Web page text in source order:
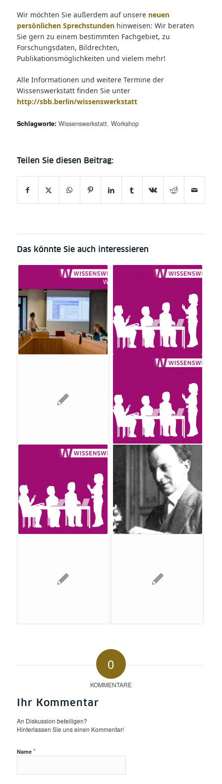
Wir möchten Sie außerdem auf unsere neuen
persönlichen Sprechstundenhinweisen: Wir beraten
Sie gern zu einem bestimmten Fachgebiet, zu
Forschungsdaten, Bildrechten,
Publikationsmöglichkeiten und vielem mehr!
Alle Informationen und weitere Termine der
Wissenswerkstatt finden Sie unter
http://sbb.berlin/wissenswerkstatt
Schlagworte: Wissenswerkstatt, Workshop
Das könnte Sie auch interessieren
0
KOMMENTARE
Ihr Kommentar
An Diskussion beteiligen?
Hinterlassen Sie uns einen Kommentar!
Name *